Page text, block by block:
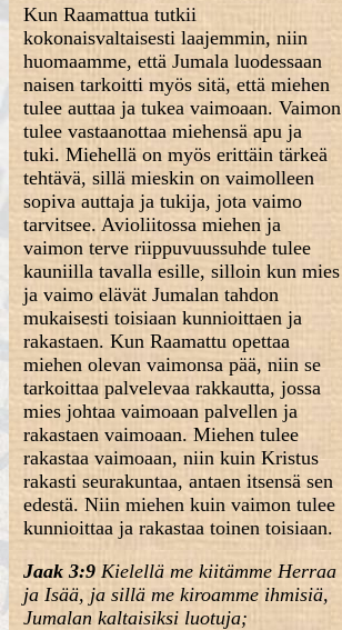
Kun Raamattua tutkii
kokonaisvaltaisesti laajemmin, niin
huomaamme, että Jumala luodessaan
naisen tarkoitti myös sitä, että miehen
tulee auttaa ja tukea vaimoaan. Vaimon
tulee vastaanottaa miehensä apu ja
tuki. Miehellä on myös erittäin tärkeä
tehtävä, sillä mieskin on vaimolleen
sopiva auttaja ja tukija, jota vaimo
tarvitsee. Avioliitossa miehen ja
vaimon terve riippuvuussuhde tulee
kauniilla tavalla esille, silloin kun mies
ja vaimo elävät Jumalan tahdon
mukaisesti toisiaan kunnioittaen ja
rakastaen. Kun Raamattu opettaa
miehen olevan vaimonsa pää, niin se
tarkoittaa palvelevaa rakkautta, jossa
mies johtaa vaimoaan palvellen ja
rakastaen vaimoaan. Miehen tulee
rakastaa vaimoaan, niin kuin Kristus
rakasti seurakuntaa, antaen itsensä sen
edestä. Niin miehen kuin vaimon tulee
kunnioittaa ja rakastaa toinen toisiaan.
Jaak 3:9Kielellä me kiitämme Herraa
ja Isää, ja sillä me kiroamme ihmisiä,
Jumalan kaltaisiksi luotuja;